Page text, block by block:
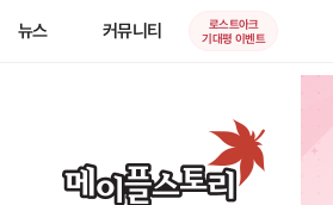
뉴스 커뮤니티
로스트아크
기대평 이벤트